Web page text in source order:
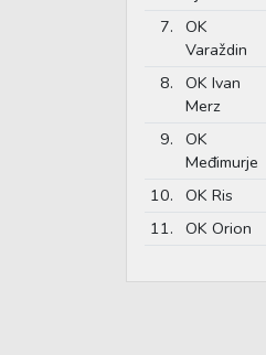
7. OK
Varaždin
8. OK Ivan
Merz
9. OK
Međimurje
10. OK Ris
11. OK Orion